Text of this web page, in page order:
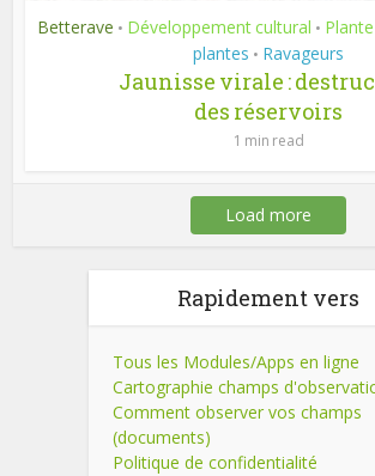
Betterave • Développement cultural • Plante
plantes • Ravageurs
Jaunisse virale :
des réservoirs
1 min read
Load more
Rapidement vers
Tous les Modules/Apps en ligne
Cartographie champs
Comment observer vos champs
(documents)
Politique de confidentialité